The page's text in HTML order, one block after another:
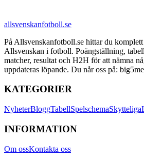
allsvenskanfotboll.se
På Allsvenskanfotboll.se hittar du
Allsvenskan i fotboll. Poängställning,
matcher, resultat och H2H för att nämna
uppdateras löpande. Du når oss på:
KATEGORIER
NyheterBloggTabellSpelschemaSkytteliga
INFORMATION
Om ossKontakta oss